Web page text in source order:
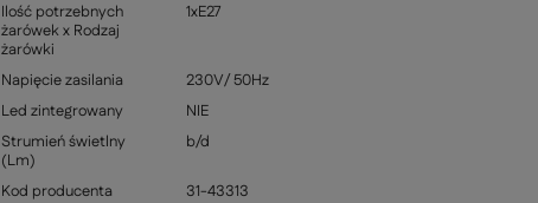
Ilość potrzebnych
żarówek x Rodzaj
żarówki
1xE27
Napięcie zasilania
230V/ 50Hz
Led zintegrowany
NIE
Strumień świetlny
(Lm)
b/d
Kod producenta
31-43313